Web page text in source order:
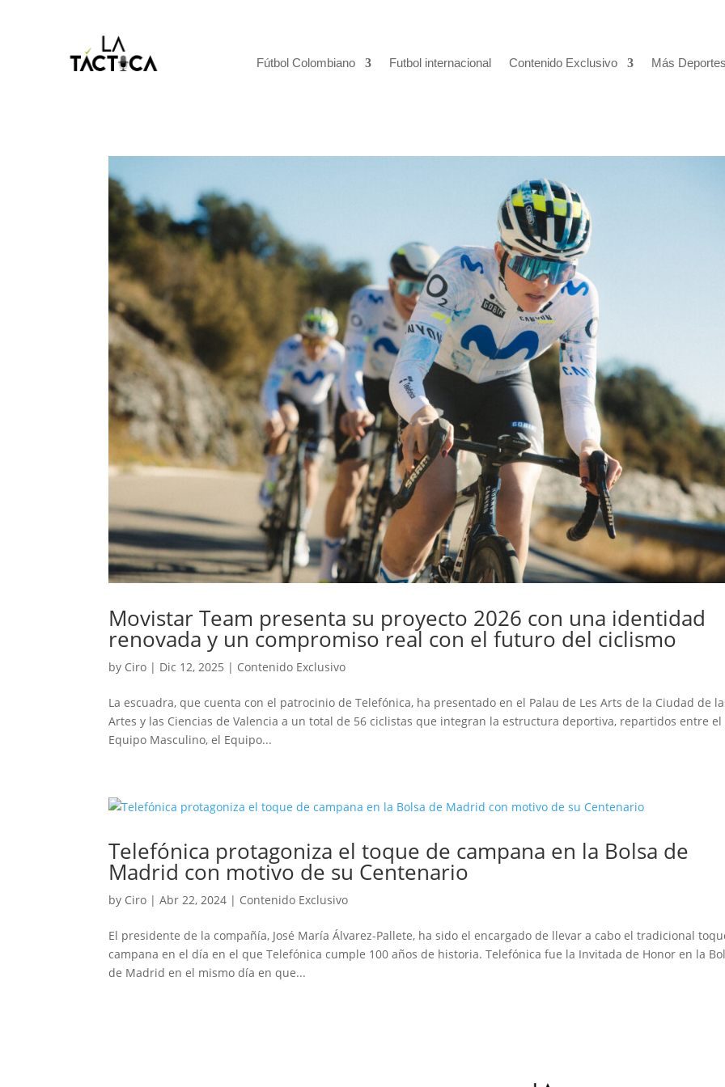
Fútbol Colombiano Futbol internacional Contenido Exclusivo Más
Movistar Team presenta su proyecto 2026 con una identidad
renovada y un compromiso real con el futuro del ciclismo
by Ciro | Dic 12, 2025 | Contenido Exclusivo
La escuadra, que cuenta con el patrocinio de Telefónica, ha presentado en el Palau de Les Arts de la Ciudad de
Artes y las Ciencias de Valencia a un total de 56 ciclistas que integran la estructura deportiva, repartidos entre el
Equipo Masculino, el Equipo...
Telefónica protagoniza el toque de campana en la Bolsa de
Madrid con motivo de su Centenario
by Ciro |Abr 22, 2024 | Contenido Exclusivo
El presidente de la compañía, José María Álvarez-Pallete, ha sido el encargado de llevar a cabo el tradicional
campana en el día en el que Telefónica cumple 100 años de historia. Telefónica fue la Invitada de Honor en la
de Madrid en el mismo día en que...